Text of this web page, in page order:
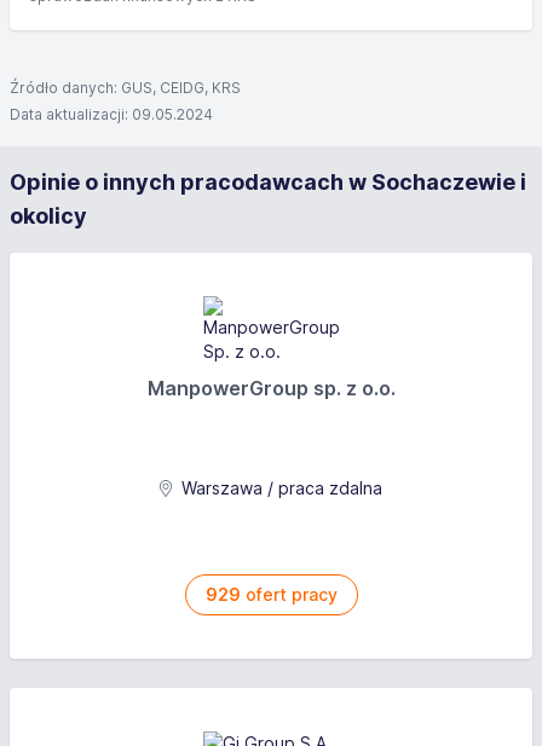
Źródło danych: GUS, CEIDG, KRS
Data aktualizacji: 09.05.2024
Opinie o innych pracodawcach w Sochaczewie i
okolicy
ManpowerGroup sp. z o.o.
Warszawa / praca zdalna
929 ofert pracy